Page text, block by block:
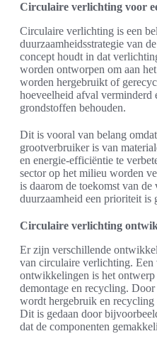
Circulaire verlichting voor
Circulaire verlichting is een
duurzaamheidsstrategie van
concept houdt in dat
worden ontworpen om aan
worden hergebruikt of
hoeveelheid afval verminderd
grondstoffen behouden.
Dit is vooral van belang
grootverbruiker is van
en energie-efficiëntie te
sector op het milieu worden
is daarom de toekomst van
duurzaamheid een prioriteit is
Circulaire verlichting
Er zijn verschillende
van circulaire verlichting. Een
ontwikkelingen is het
demontage en recycling.
wordt hergebruik en
Dit is gedaan door
dat de componenten